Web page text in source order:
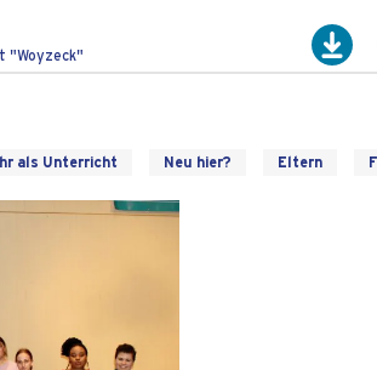
"Woyzeck"
als Unterricht Neu hier? Eltern